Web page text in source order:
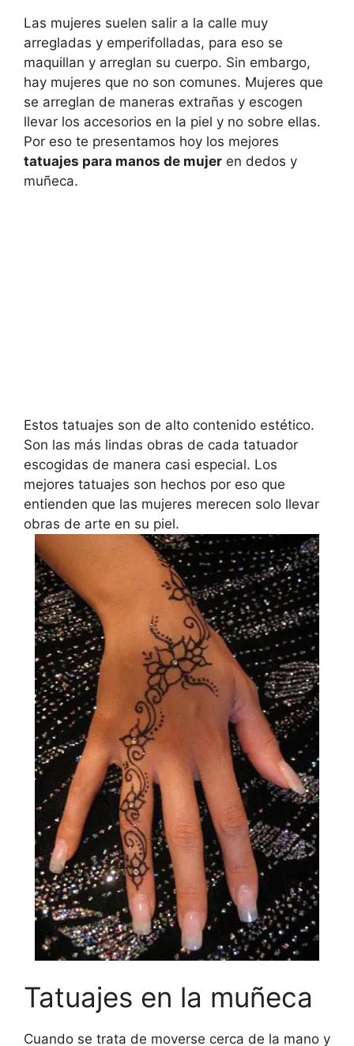
Las mujeres suelen salir a la calle muy
arregladas y emperifolladas, para eso se
maquillan y arreglan su cuerpo. Sin embargo,
hay mujeres que no son comunes. Mujeres que
se arreglan de maneras extrañas y escogen
llevar los accesorios en la piel y no sobre ellas.
Por eso te presentamos hoy los mejores
tatuajes para manos de mujer en dedos y
muñeca.
Estos tatuajes son de alto contenido estético.
Son las más lindas obras de cada tatuador
escogidas de manera casi especial. Los
mejores tatuajes son hechos por eso que
entienden que las mujeres merecen solo llevar
obras de arte en su piel.
Tatuajes en la muñeca
Cuando se trata de moverse cerca de la mano y